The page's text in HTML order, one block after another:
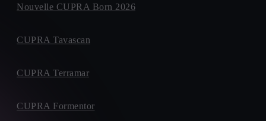
Nouvelle CUPRA Born 2026
CUPRA Tavascan
CUPRA Terramar
CUPRA Formentor